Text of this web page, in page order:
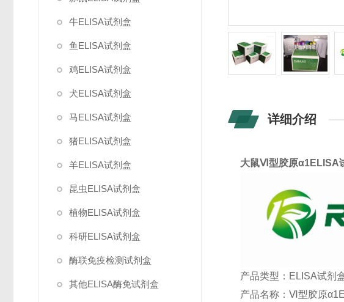
牛ELISA试剂盒
鱼ELISA试剂盒
鸡ELISA试剂盒
犬ELISA试剂盒
马ELISA试剂盒
猪ELISA试剂盒
羊ELISA试剂盒
昆虫ELISA试剂盒
植物ELISA试剂盒
科研ELISA试剂盒
酶联免疫检测试剂盒
其他ELISA酶免试剂盒
详细介绍
大鼠Ⅵ型胶原α1ELISA
产品类型：ELISA试剂
产品名称：Ⅵ型胶原